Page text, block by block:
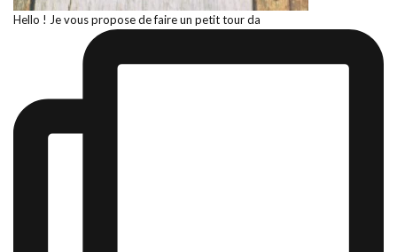
Hello ! Je vous propose de faire un petit tour da